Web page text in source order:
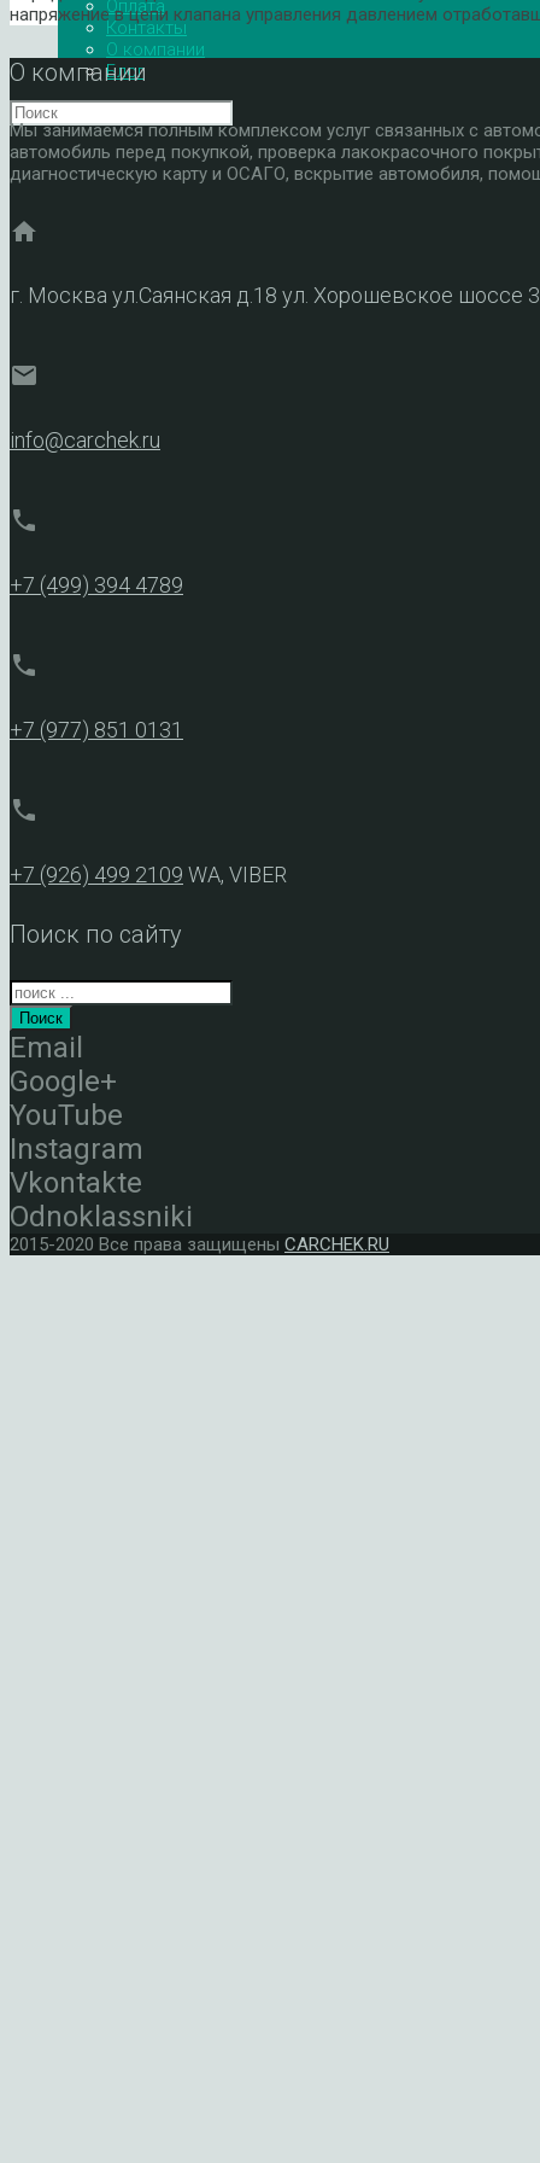
Оплата
Контакты
О компании
Блог
напряжение в цепи клапана управления давлением
О компании
Мы занимаемся полным комплексом услуг связанных с
автомобиль перед покупкой, проверка лакокрасочного
диагностическую карту и ОСАГО, вскрытие автомобиля,
home
г. Москва ул.Саянская д.18 ул. Хорошевское шоссе
mail
info@carchek.ru
phone
+7 (499) 394 4789
phone
+7 (977) 851 0131
phone
+7 (926) 499 2109 WA, VIBER
Поиск по сайту
Поиск
Email
Google+
YouTube
Instagram
Vkontakte
Odnoklassniki
2015-2020 Все права защищены CARCHEK.RU